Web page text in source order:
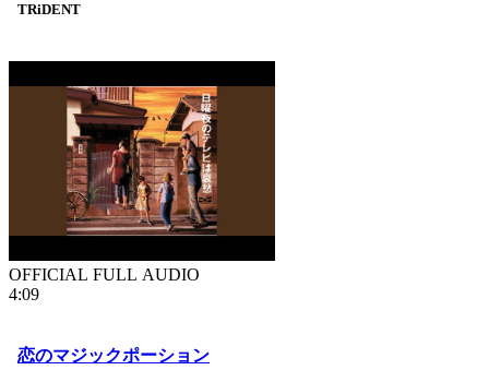
TRiDENT
OFFICIAL FULL AUDIO
4:09
恋のマジックポーション